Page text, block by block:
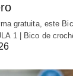
gratuita, este
1 | Bico de